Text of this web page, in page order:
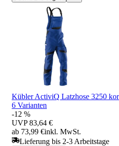
Kübler ActiviQ Latzhose 3250
6 Varianten
-12 %
UVP 83,64 €
ab 73,99 €inkl. MwSt.
Lieferung bis 2-3 Arbeitstage